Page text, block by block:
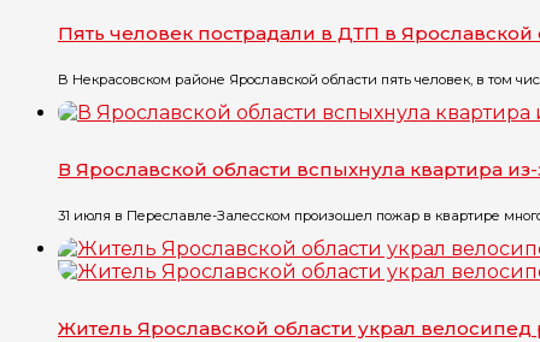
Пять человек пострадали в ДТП в Ярославской
В Некрасовском районе Ярославской области пять человек, в том
В Ярославской области вспыхнула квартира
31 июля в Переславле-Залесском произошел пожар в квартире
Житель Ярославской области украл